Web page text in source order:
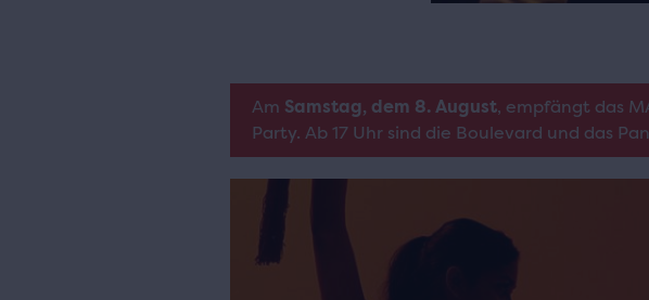
Am Samstag, dem 8. August, empfängt das
Party. Ab 17 Uhr sind die Boulevard und das